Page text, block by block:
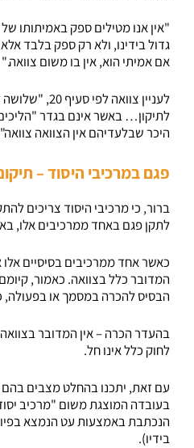
"אין אנו מטילים ספק באמיתותו
גדול בידינו, ולא רק ספק בלבד
אם אמיתי הוא, אין בו משום צוואה."
לעניין צוואה
לתיקון… באשר אינם בגדר
היכר שבלעדיהם אין הצוואה
פגם במרכיבי היסוד –
ברור, כי מרכיבי היסוד צריכים
לתקן פגם באחד ממרכיבים אלו,
כאשר אחד ממרכיבים בסיסיים אלו
המדובר כלל בצוואה. כאמור,
הבסיס להכרה במסמך או בפעולה,
לחוק כלל אינו חל.
עם זאת, יתכנו בהחלט מצבים בהם
בעובדה המוצגת משום "מרכיב
הנכתבת באמצעות עט הנמצא בפיו
בידיו).